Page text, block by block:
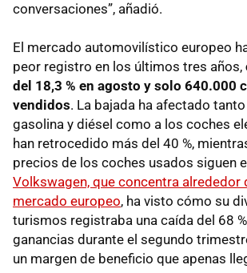
conversaciones”, añadió.
El mercado automovilístico europeo
peor registro en los últimos tres años,
del 18,3 % en agosto y solo 640.000
vendidos. La bajada ha afectado
gasolina y diésel como a los coches
han retrocedido más del 40 %,
precios de los coches usados siguen
Volkswagen, que concentra alrededor
mercado europeo, ha visto cómo su
turismos registraba una caída del 68
ganancias durante el segundo
un margen de beneficio que apenas